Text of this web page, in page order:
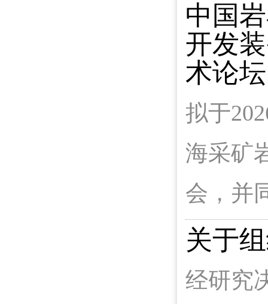
中国
开发
术论
拟于
海采矿
会，并
关于
经研究